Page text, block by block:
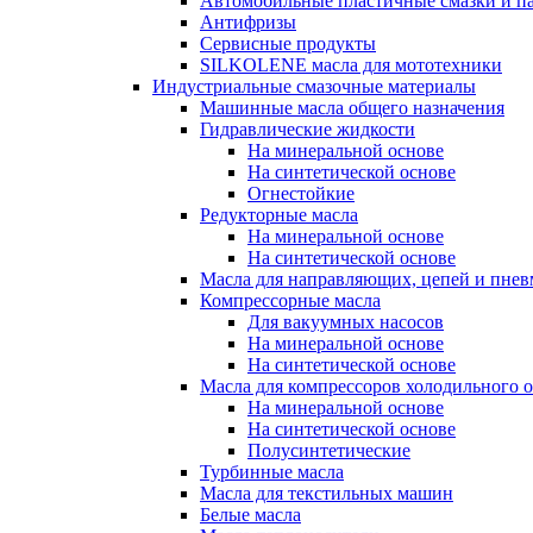
Антифризы
Сервисные продукты
SILKOLENE масла для мототехники
Индустриальные смазочные материалы
Машинные масла общего назначения
Гидравлические жидкости
На минеральной основе
На синтетической основе
Огнестойкие
Редукторные масла
На минеральной основе
На синтетической основе
Масла для направляющих, цепей и
Компрессорные масла
Для вакуумных насосов
На минеральной основе
На синтетической основе
Масла для компрессоров холодильного
На минеральной основе
На синтетической основе
Полусинтетические
Турбинные масла
Масла для текстильных машин
Белые масла